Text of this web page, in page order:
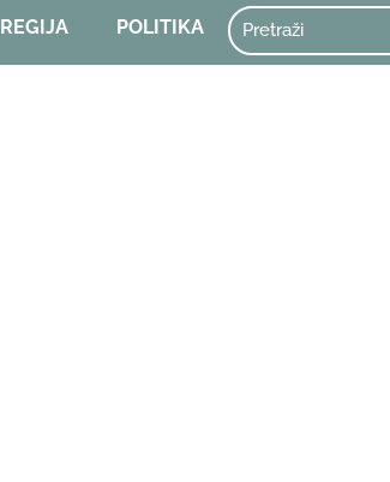
REGIJA POLITIKA